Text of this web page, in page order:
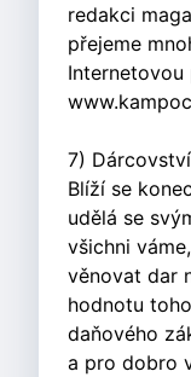
redakci
přejeme
Internetovou
7) Dárcovství
Blíží se
udělá se
všichni
věnovat dar
hodnotu
daňového
a pro dobro